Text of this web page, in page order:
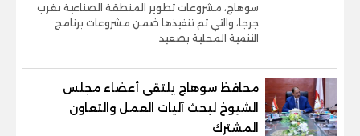
سوهاج، مشروعات تطوير المنطقة الصناعية بغرب
جرجا، والتي تم تنفيذها ضمن مشروعات برنامج
التنمية المحلية بصعيد
محافظ سوهاج يلتقى أعضاء مجلس
الشيوخ لبحث آليات العمل والتعاون
المشترك